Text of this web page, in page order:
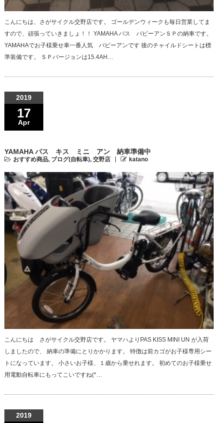
こんにちは、さがサイクル交野店です。 ゴールデンウィークも毎日営業してま
すので、頑張っていきましょ！！ YAMAHA パス バビーアンＳＰの納車です。
YAMAHAでお子様乗せ車一番人気 バビーアンです 後のチャイルドシートは標
準装備です。 ＳＰバージョンは15.4AH…
2019
17
Apr
YAMAHA パス キス ミニ アン 納車準備中
おすすめ商品, ブログ(自転車), 交野店 katano
こんにちは さがサイクル交野店です。 ヤマハよりPAS KISS MINI UN が入荷
しましたので、 納車の準備にとりかかります。 特徴は前カゴがお子様専用シー
トになっています。 小さいお子様、１歳から乗せれます。 初めてのお子様乗せ
用電動自転車にもってこいですね(*…
2019